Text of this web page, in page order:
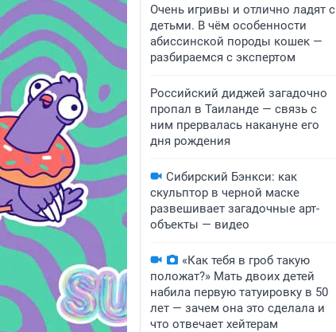
Очень игривы и отлично ладят с
детьми. В чём особенности
абиссинской породы кошек —
разбираемся с экспертом
Российский диджей загадочно
пропал в Таиланде — связь с
ним прервалась накануне его
дня рождения
Сибирский Бэнкси: как
скульптор в черной маске
развешивает загадочные арт-
объекты — видео
«Как тебя в гроб такую
положат?» Мать двоих детей
набила первую татуировку в 50
лет — зачем она это сделала и
что отвечает хейтерам